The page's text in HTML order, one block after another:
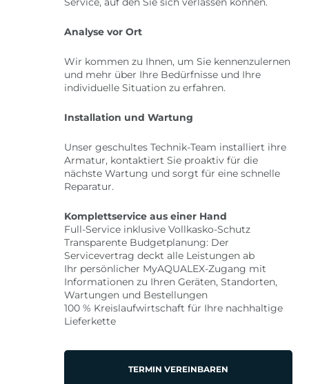
Analyse vor Ort
Wir kommen zu Ihnen, um Sie kennenzulernen
und mehr über Ihre Bedürfnisse und Ihre
individuelle Situation zu erfahren.
Installation und Wartung
Unser geschultes Technik-Team installiert ihre
Armatur, kontaktiert Sie proaktiv für die
nächste Wartung und sorgt für eine schnelle
Reparatur.
Komplettservice aus einer Hand
Full-Service inklusive Vollkasko-Schutz
Transparente Budgetplanung: Der
Servicevertrag deckt alle Leistungen ab
Ihr persönlicher MyAQUALEX-Zugang mit
Informationen zu Ihren Geräten, Standorten,
Wartungen und Bestellungen
100 % Kreislaufwirtschaft für Ihre nachhaltige
Lieferkette
TERMIN VEREINBAREN